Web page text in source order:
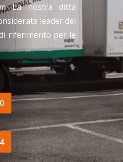
La nostra ditta
leader del
riferimento per le